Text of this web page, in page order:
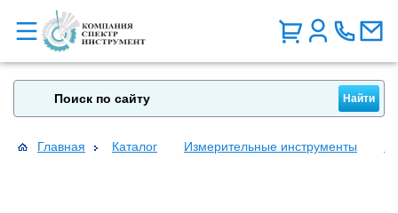
Главная Каталог Измерительные инструменты